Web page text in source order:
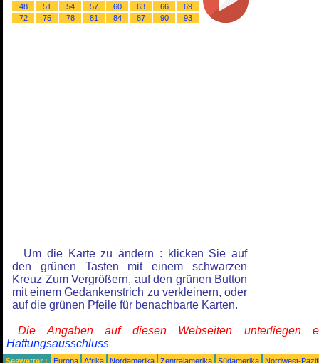
48
51 54 57 60 63 66
69
72
75 78 81 84 87 90 93
Um die Karte zu ändern : klicken Sie auf
den grünen Tasten mit einem schwarzen
Kreuz Zum Vergrößern, auf den grünen Button
mit einem Gedankenstrich zu verkleinern, oder
auf die grünen Pfeile für benachbarte Karten.
Die Angaben auf diesen Webseiten unterliegen
Haftungsausschluss
Seewetter : Europa Afrika Nordamerika Zentralamerika Südamerika
Nordwest-